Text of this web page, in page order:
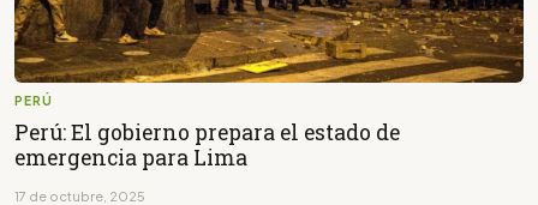
PERÚ
Perú: El gobierno prepara el estado de
emergencia para Lima
17 de octubre, 2025